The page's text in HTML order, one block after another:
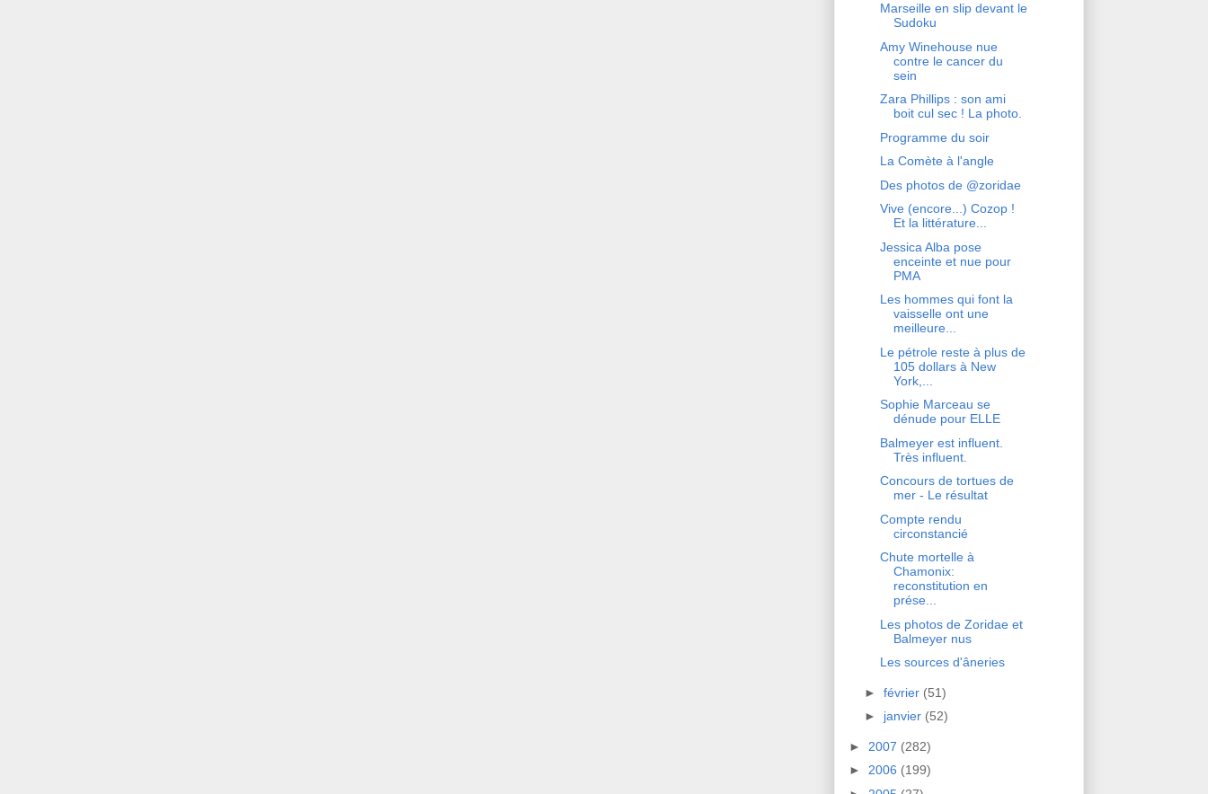
Marseille en slip devant le
Sudoku
Amy Winehouse nue
contre le cancer du
sein
Zara Phillips : son ami
boit cul sec ! La photo.
Programme du soir
La Comète à l'angle
Des photos de @zoridae
Vive (encore...) Cozop !
Et la littérature...
Jessica Alba pose
enceinte et nue pour
PMA
Les hommes qui font la
vaisselle ont une
meilleure...
Le pétrole reste à plus de
105 dollars à New
York,...
Sophie Marceau se
dénude pour ELLE
Balmeyer est influent.
Très influent.
Concours de tortues de
mer - Le résultat
Compte rendu
circonstancié
Chute mortelle à
Chamonix:
reconstitution en
prése...
Les photos de Zoridae et
Balmeyer nus
Les sources d'âneries
► février (51)
► janvier (52)
► 2007 (282)
► 2006 (199)